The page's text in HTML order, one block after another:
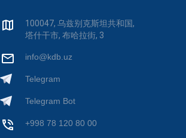
100047, 乌兹别克斯坦共和国,
塔什干市, 布哈拉街, 3
info@kdb.uz
Telegram
Telegram Bot
+998 78 120 80 00